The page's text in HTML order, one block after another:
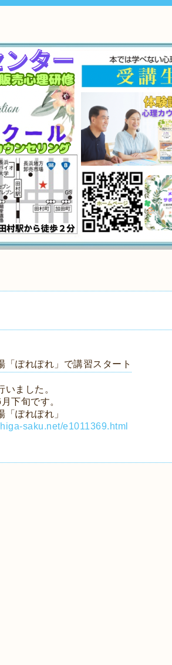
「ぽれぽれ」で講習スタート
ました。
下旬です。
ぽれぽれ」
saku.net/e1011369.html